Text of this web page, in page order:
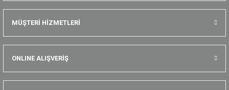
MÜŞTERİ HİZMETLERİ
ONLINE ALIŞVERİŞ